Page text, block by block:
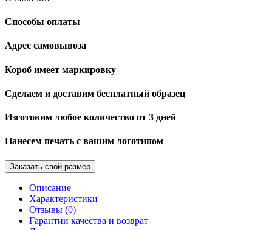
Способы оплаты
Адрес самовывоза
Короб имеет маркировку
Сделаем и доставим бесплатный образец
Изготовим любое количество от 3 дней
Нанесем печать с вашим логотипом
Заказать свой размер
Описание
Характеристики
Отзывы (0)
Гарантии качества и возврат